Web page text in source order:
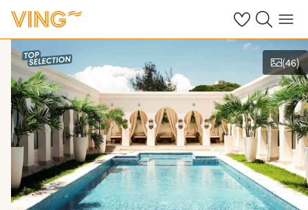
Se dine sparte
Søk påMeny
Vis bilder
(46)